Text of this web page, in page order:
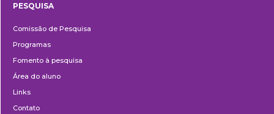
PESQUISA
Comissão de Pesquisa
Programas
Fomento à pesquisa
Área do aluno
Links
Contato